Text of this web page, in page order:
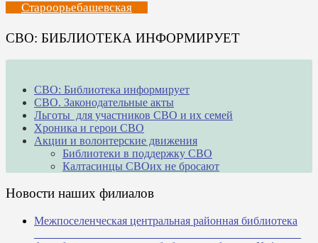
Староорьебашевская
СВО: БИБЛИОТЕКА ИНФОРМИРУЕТ
СВО: Библиотека информирует
СВО. Законодательные акты
Льготы для участников СВО и их семей
Хроника и герои СВО
Акции и волонтерские движения
Библиотеки в поддержку СВО
Калтасинцы СВОих не бросают
Новости наших филиалов
Межпоселенческая центральная районная библиотека